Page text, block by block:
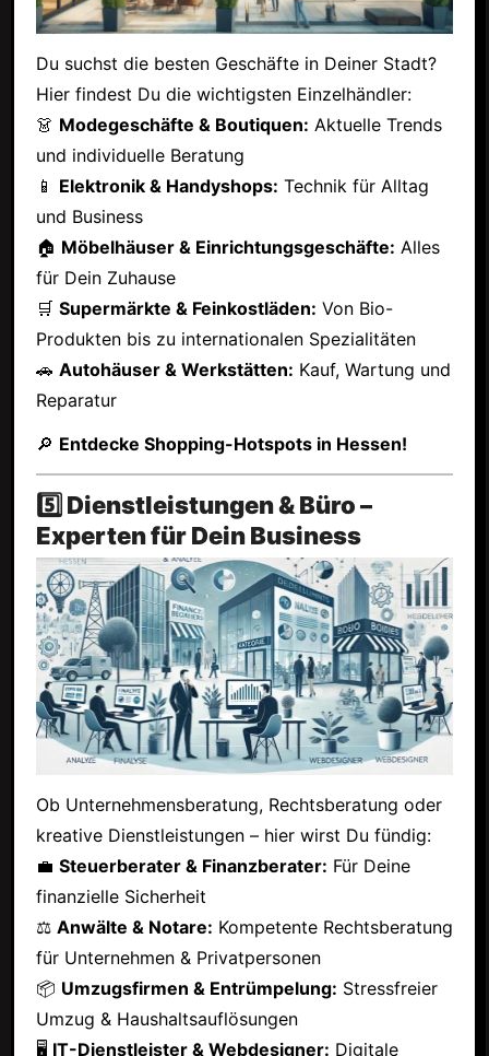
Du suchst die besten Geschäfte in Deiner Stadt?
Hier findest Du die wichtigsten Einzelhändler:
👗 Modegeschäfte & Boutiquen: Aktuelle Trends
und individuelle Beratung
📱 Elektronik & Handyshops: Technik für Alltag
und Business
🏠 Möbelhäuser & Einrichtungsgeschäfte: Alles
für Dein Zuhause
🛒 Supermärkte & Feinkostläden: Von Bio-
Produkten bis zu internationalen Spezialitäten
🚗 Autohäuser & Werkstätten: Kauf, Wartung und
Reparatur
🔎 Entdecke Shopping-Hotspots in Hessen!
5️⃣ Dienstleistungen & Büro –
Experten für Dein Business
Ob Unternehmensberatung, Rechtsberatung oder
kreative Dienstleistungen – hier wirst Du fündig:
💼 Steuerberater & Finanzberater: Für Deine
finanzielle Sicherheit
⚖ Anwälte & Notare: Kompetente Rechtsberatung
für Unternehmen & Privatpersonen
📦 Umzugsfirmen & Entrümpelung: Stressfreier
Umzug & Haushaltsauflösungen
🖥 IT-Dienstleister & Webdesigner: Digitale